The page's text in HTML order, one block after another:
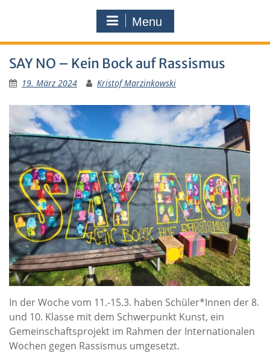
Menu
SAY NO – Kein Bock auf Rassismus
19. März 2024 Kristof Marzinkowski
In der Woche vom 11.-15.3. haben Schüler*Innen der 8.
und 10. Klasse mit dem Schwerpunkt Kunst, ein
Gemeinschaftsprojekt im Rahmen der Internationalen
Wochen gegen Rassismus umgesetzt.